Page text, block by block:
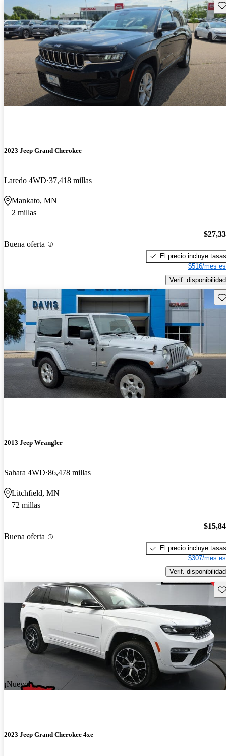
2023 Jeep Grand Cherokee
Laredo 4WD 37,418 millas
Mankato, MN
2 millas
Buena oferta
El precio incluye tasas
$516/mes
Verif. disponibilidad
2013 Jeep Wrangler
Sahara 4WD 86,478 millas
Litchfield, MN
72 millas
Buena oferta
El precio incluye tasas
$307/mes
Verif. disponibilidad
¡Nuevo!
2023 Jeep Grand Cherokee 4xe